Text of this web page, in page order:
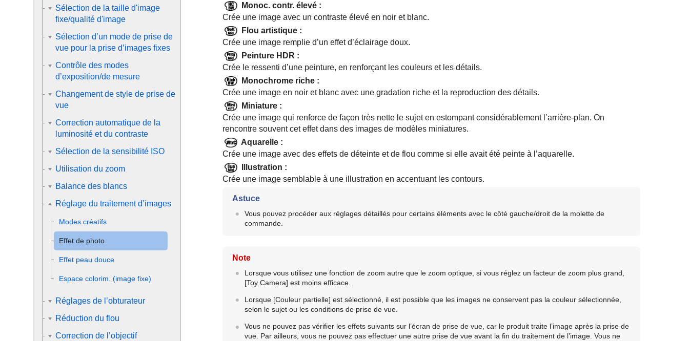
Monoc. contr. élevé :
Crée une image avec un contraste élevé en noir et blanc.
Flou artistique :
Crée une image remplie d’un effet d’éclairage doux.
Peinture HDR :
Crée le ressenti d’une peinture, en renforçant les couleurs et les détails.
Monochrome riche :
Crée une image en noir et blanc avec une gradation riche et la reproduction des détails.
Miniature :
Crée une image qui renforce de façon très nette le sujet en estompant considérablement l’arrière-plan. On
rencontre souvent cet effet dans des images de modèles miniatures.
Aquarelle :
Crée une image avec des effets de déteinte et de flou comme si elle avait été peinte à l’aquarelle.
Illustration :
Crée une image semblable à une illustration en accentuant les contours.
Astuce
Vous pouvez procéder aux réglages détaillés pour certains éléments avec le côté gauche/droit de la molette de
commande.
Note
Lorsque vous utilisez une fonction de zoom autre que le zoom optique, si vous réglez un facteur de zoom plus grand,
[Toy Camera] est moins efficace.
Lorsque [Couleur partielle] est sélectionné, il est possible que les images ne conservent pas la couleur sélectionnée,
selon le sujet ou les conditions de prise de vue.
Vous ne pouvez pas vérifier les effets suivants sur l’écran de prise de vue, car le produit traite l’image après la prise de
vue. Par ailleurs, vous ne pouvez pas effectuer une autre prise de vue avant la fin du traitement de l’image. Vous ne
Sélection de la taille d'image
fixe/qualité d'image
Sélection d’un mode de prise de
vue pour la prise d’images fixes
Contrôle des modes
d’exposition/de mesure
Changement de style de prise de
vue
Correction automatique de la
luminosité et du contraste
Sélection de la sensibilité ISO
Utilisation du zoom
Balance des blancs
Réglage du traitement d’images
Modes créatifs
Effet de photo
Effet peau douce
Espace colorim. (image fixe)
Réglages de l’obturateur
Réduction du flou
Correction de l’objectif